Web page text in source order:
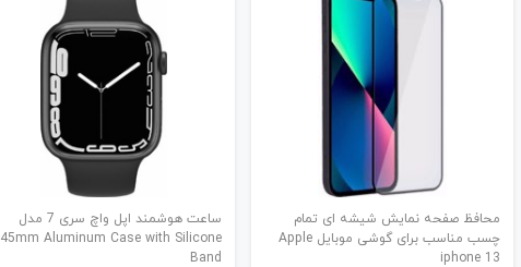
محافظ صفحه نمایش شیشه ای تمام
چسب مناسب برای گوشی موبایل Apple
iphone 13
ساعت هوشمند اپل واچ سری 7 مدل
45mm Aluminum Case with Silicone
Band